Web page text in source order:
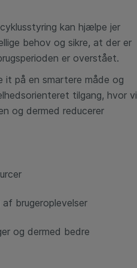
kan hjælpe jer
behov og sikre, at der er
er overstået.
it på en smartere måde og
tilgang, hvor vi
og dermed reducerer
brugeroplevelser
og dermed bedre